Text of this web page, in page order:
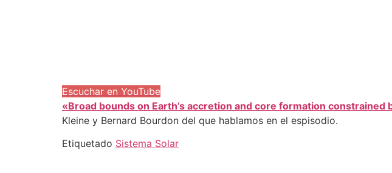
Escuchar en YouTube
«Broad bounds on Earth’s accretion and core formation constrained
Kleine y Bernard Bourdon del que hablamos en el espisodio.
Etiquetado Sistema Solar